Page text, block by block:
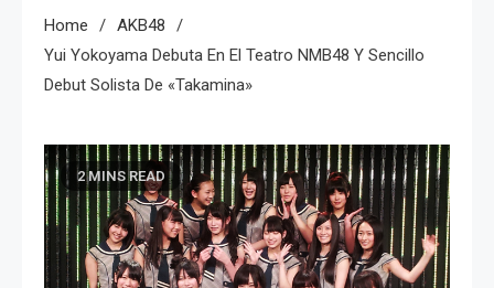
Home
AKB48
Yui Yokoyama Debuta En El Teatro NMB48 Y Sencillo
Debut Solista De «Takamina»
2 MINS READ